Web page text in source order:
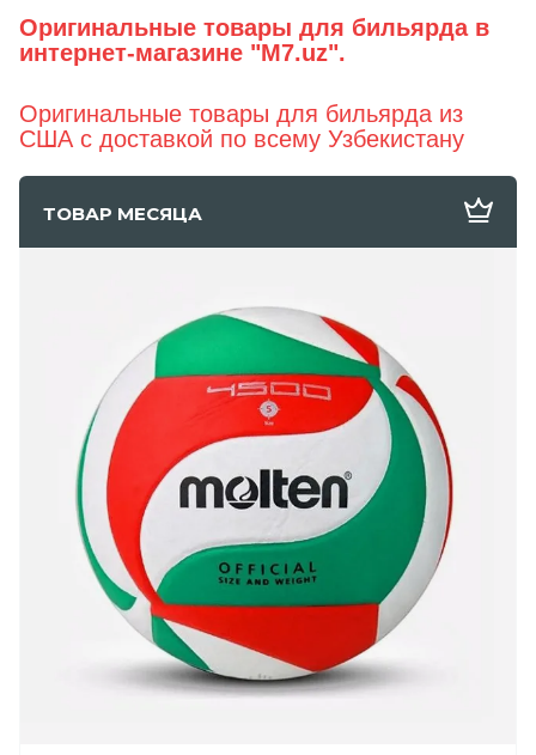
ТОВАР МЕСЯЦА
Оригинальные товары для бильярда в
интернет-магазине "M7.uz".
Оригинальные товары для бильярда из
США с доставкой по всему Узбекистану